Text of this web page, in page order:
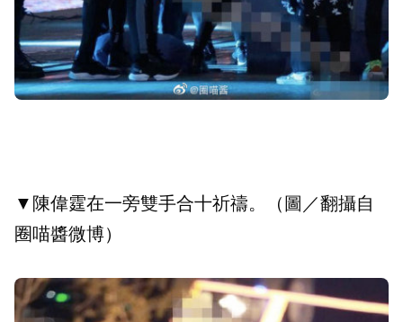
▼陳偉霆在一旁雙手合十祈禱。（圖／翻攝自
圈喵醬微博）